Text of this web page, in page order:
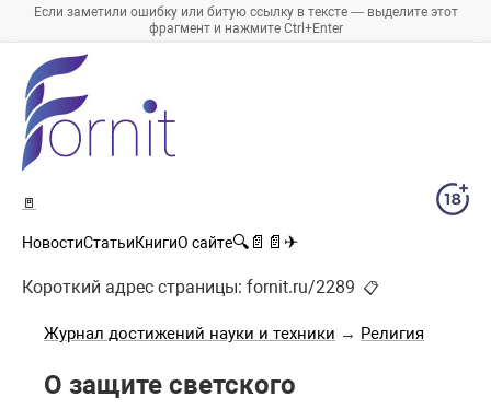
Если заметили ошибку или битую ссылку в тексте — выделите этот
фрагмент и нажмите Ctrl+Enter
🚪
НовостиСтатьиКнигиО сайте🔍 📄 📄 ✈
Короткий адрес страницы: fornit.ru/2289 📋
Журнал достижений науки и техники → Религия
О защите светского